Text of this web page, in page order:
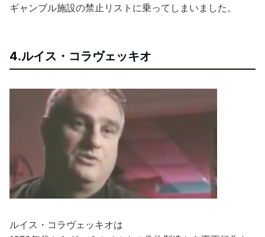
ギャンブル施設の禁止リストに乗ってしまいました。
4.ルイス・コラヴェッキオ
ルイス・コラヴェッキオは